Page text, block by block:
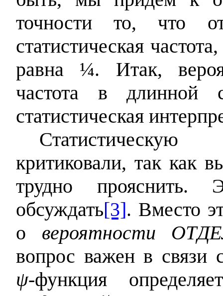
точности то, что
статистическая
равна ¼. Итак,
частота в
статистическая
критиковали, так как
трудно
обсуждать[3]. Вместо
о вероятности
вопрос важен в связи
ψ‑функция